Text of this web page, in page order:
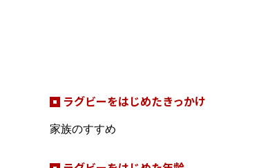
ラグビーをはじめたきっかけ
家族のすすめ